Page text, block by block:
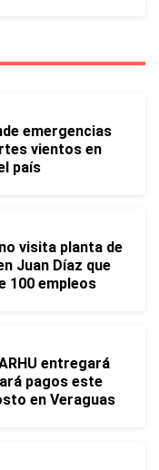
emergencias
vientos en
país
visita planta de
Juan Díaz que
100 empleos
entregará
pagos este
en Veraguas